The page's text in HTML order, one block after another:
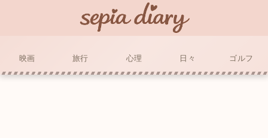
映画 旅行 心理 日々 ゴルフ